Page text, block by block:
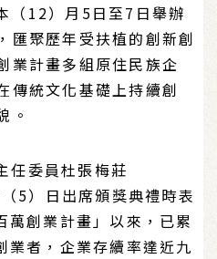
12）月5日至7日舉辦
匯聚歷年受扶植的創新創
業計畫多組原住民族企
傳統文化基礎上持續創
。
委員杜張梅莊
）日出席頒獎典禮時表
創業計畫」以來，已累
者，企業存續率達近九